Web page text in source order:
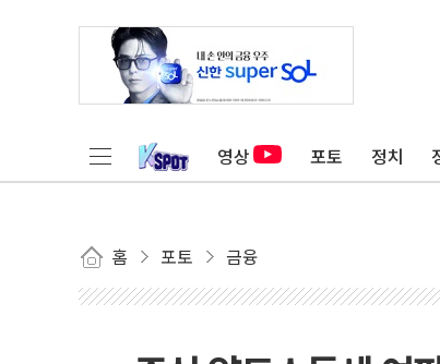
영상 포토 정치
홈 포토 금융